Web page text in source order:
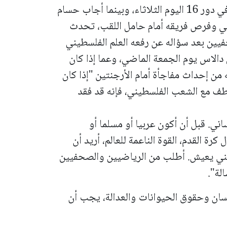
ومن المتوقع أن تلتقي مصر مع الأرجنتين في دور 16 اليوم الثلاثاء، وبينما أجاب حسام
وفرص فريقه أمام حامل اللقب، تحدث
بعد سؤاله عن رفعه العلم الفلسطيني
مصر بأستراليا في دور 32 في دالاس يوم الجمعة الماضي، وعما إذا كان
إحداث مفاجأة أمام الأرجنتين "إذا كان
مع الشعب الفلسطيني، فإنه قد ​فقد
قبل أن أكون عربيا أو مسلما أو
القدم، القوة الناعمة للعالم، أريد أن
يعيش. أطلب ⁠من الرياضيين والصحفيين
وحقوق الحيوانات والعدالة، يجب أن